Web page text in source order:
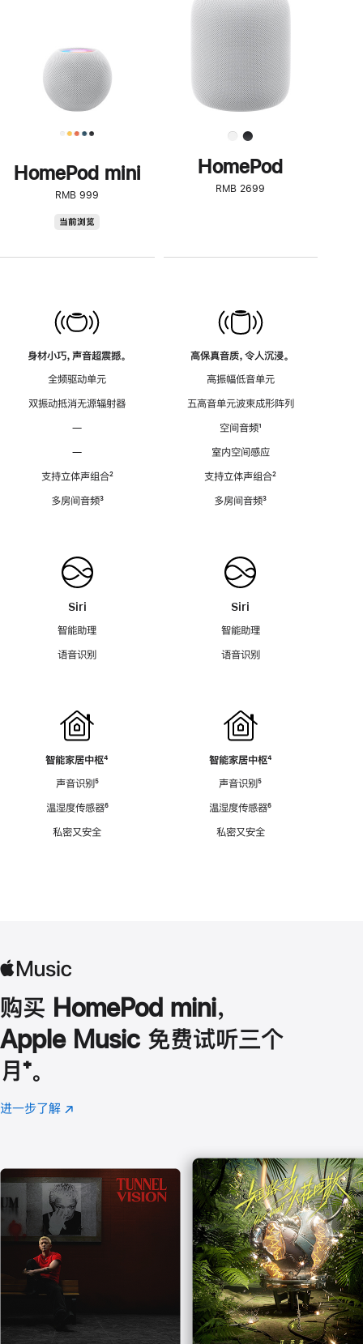
HomePod mini
RMB 999
当前浏览
身材小巧，声音超震撼。
全频驱动单元
双振动抵消无源辐射器
—
—
支持立体声组合脚
²
多房间音频脚
³
Siri
智能助理
语音识别
智能家居中枢脚
⁴
声音识别脚
⁵
温湿度传感器脚
⁶
私密又安全
了
解
HomePod<
HomePod
RMB 2699
高保真音质，令人沉浸。
高振幅低音单元
五高音单元波束成形阵列
空间音频脚
¹
室内空间感应
支持立体声组合脚
²
多房间音频脚
³
Siri
智能助理
语音识别
智能家居中枢脚
⁴
声音识别脚
⁵
温湿度传感器脚
⁶
私密又安全
购买 HomePod mini，
Apple Music 免费试听三个
月 脚
注
⁺。
进一步了解 Apple
(在
口
中
打
开)